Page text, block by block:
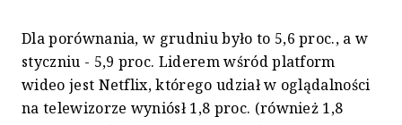
Dla porównania, w grudniu było to 5,6 proc., a w
styczniu - 5,9 proc. Liderem wśród platform
wideo jest Netflix, którego udział w oglądalności
na telewizorze wyniósł 1,8 proc. (również 1,8